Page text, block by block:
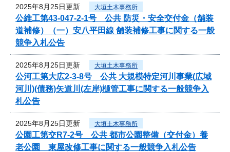
2025年8月25日更新 大垣土木事務所
公維工第43-047-2-1号 公共 防災・安全交付金（舗装
道補修）（一）安八平田線 舗装補修工事に関する一般
競争入札公告
2025年8月25日更新 大垣土木事務所
公河工第大広2-3-8号 公共 大規模特定河川事業(広域
河川)(債務)矢道川(左岸)樋管工事に関する一般競争入
札公告
2025年8月25日更新 大垣土木事務所
公園工第交R7-2号 公共 都市公園整備（交付金）養
老公園 東屋改修工事に関する一般競争入札公告